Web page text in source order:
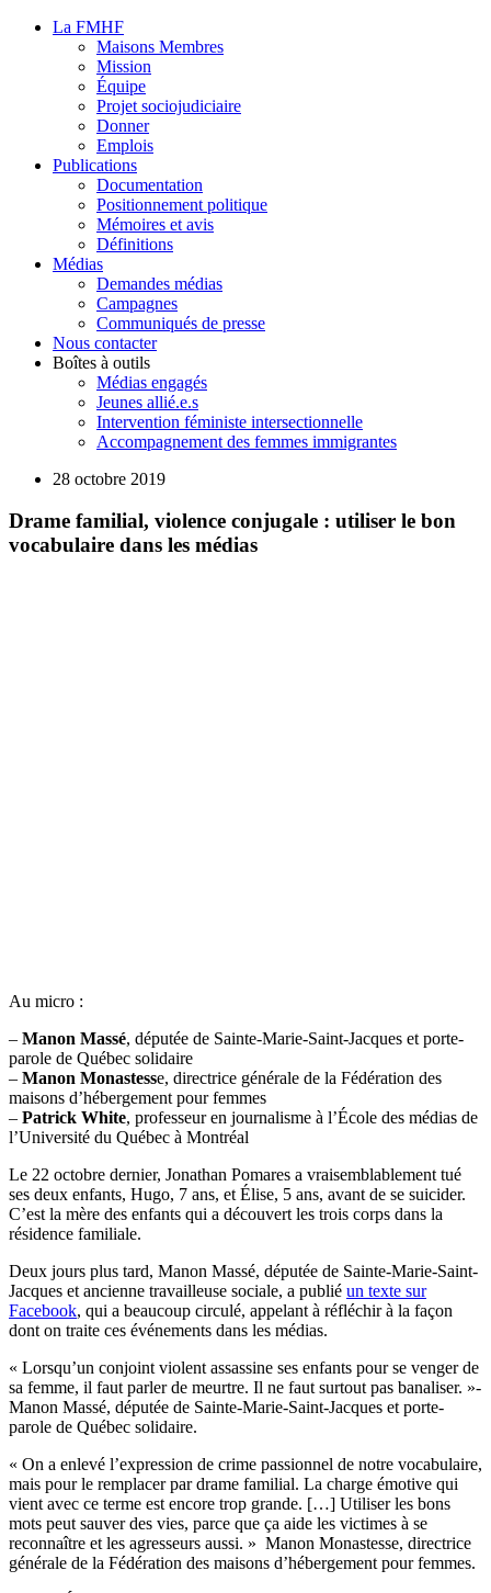
La FMHF
Maisons Membres
Mission
Équipe
Projet sociojudiciaire
Donner
Emplois
Publications
Documentation
Positionnement politique
Mémoires et avis
Définitions
Médias
Demandes médias
Campagnes
Communiqués de presse
Nous contacter
Boîtes à outils
Médias engagés
Jeunes allié.e.s
Intervention féministe intersectionnelle
Accompagnement des femmes immigrantes
28 octobre 2019
Drame familial, violence conjugale : utiliser le bon
vocabulaire dans les médias
Au micro :
– Manon Massé, députée de Sainte-Marie-Saint-Jacques et porte-
parole de Québec solidaire
– Manon Monastesse, directrice générale de la Fédération des
maisons d’hébergement pour femmes
– Patrick White, professeur en journalisme à l’École des médias de
l’Université du Québec à Montréal
Le 22 octobre dernier, Jonathan Pomares a vraisemblablement tué
ses deux enfants, Hugo, 7 ans, et Élise, 5 ans, avant de se suicider.
C’est la mère des enfants qui a découvert les trois corps dans la
résidence familiale.
Deux jours plus tard, Manon Massé, députée de Sainte-Marie-Saint-
Jacques et ancienne travailleuse sociale, a publié un texte sur
Facebook, qui a beaucoup circulé, appelant à réfléchir à la façon
dont on traite ces événements dans les médias.
« Lorsqu’un conjoint violent assassine ses enfants pour se venger de
sa femme, il faut parler de meurtre. Il ne faut surtout pas banaliser. »-
Manon Massé, députée de Sainte-Marie-Saint-Jacques et porte-
parole de Québec solidaire.
« On a enlevé l’expression de crime passionnel de notre vocabulaire,
mais pour le remplacer par drame familial. La charge émotive qui
vient avec ce terme est encore trop grande. […] Utiliser les bons
mots peut sauver des vies, parce que ça aide les victimes à se
reconnaître et les agresseurs aussi. » Manon Monastesse, directrice
générale de la Fédération des maisons d’hébergement pour femmes.